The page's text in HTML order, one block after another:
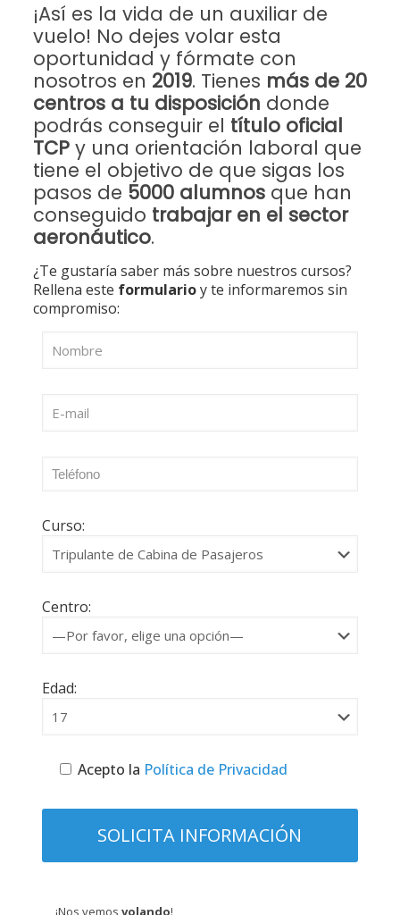
¡Así es la vida de un auxiliar de
vuelo! No dejes volar esta
oportunidad y fórmate con
nosotros en 2019. Tienes más de 20
centros a tu disposición donde
podrás conseguir el título oficial
TCPy una orientación laboral que
tiene el objetivo de que sigas los
pasos de 5000 alumnosque han
conseguido trabajar en el sector
aeronáutico.
¿Te gustaría saber más sobre nuestros cursos?
Rellena este formularioy te informaremos sin
compromiso:
Curso:
Centro:
Edad:
Acepto la Política de Privacidad
¡Nos vemos volando!